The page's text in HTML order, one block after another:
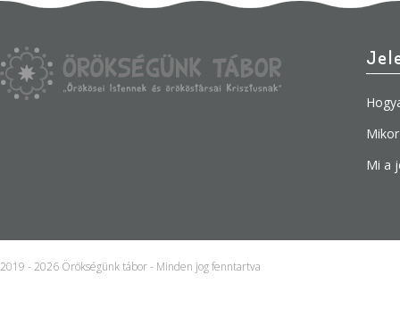
Mi a
2019 - 2026 Örökségünk tábor - Minden jog fenntartva